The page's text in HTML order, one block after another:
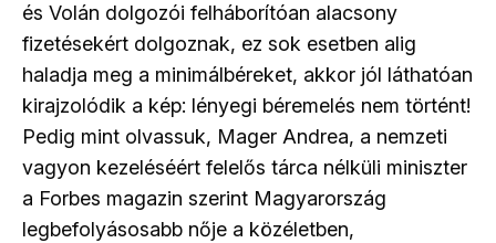
és Volán dolgozói felháborítóan alacsony
fizetésekért dolgoznak, ez sok esetben alig
haladja meg a minimálbéreket, akkor jól láthatóan
kirajzolódik a kép: lényegi béremelés nem történt!
Pedig mint olvassuk, Mager Andrea, a nemzeti
vagyon kezeléséért felelős tárca nélküli miniszter
a Forbes magazin szerint Magyarország
legbefolyásosabb nője a közéletben,